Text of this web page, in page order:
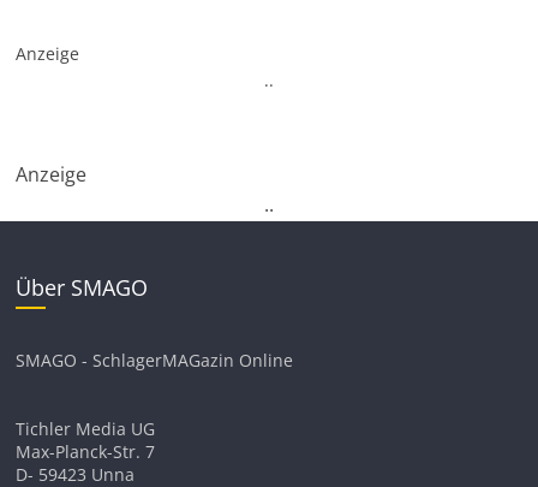
Anzeige
..
Anzeige
..
Über SMAGO
SMAGO - SchlagerMAGazin Online
Tichler Media UG
Max-Planck-Str. 7
D- 59423 Unna